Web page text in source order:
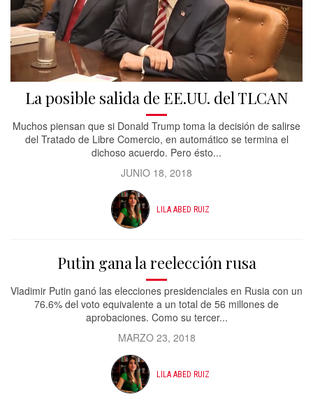
La posible salida de EE.UU. del TLCAN
Muchos piensan que si Donald Trump toma la decisión de salirse
del Tratado de Libre Comercio, en automático se termina el
dichoso acuerdo. Pero ésto...
JUNIO 18, 2018
LILA ABED RUIZ
Putin gana la reelección rusa
Vladimir Putin ganó las elecciones presidenciales en Rusia con un
76.6% del voto equivalente a un total de 56 millones de
aprobaciones. Como su tercer...
MARZO 23, 2018
LILA ABED RUIZ